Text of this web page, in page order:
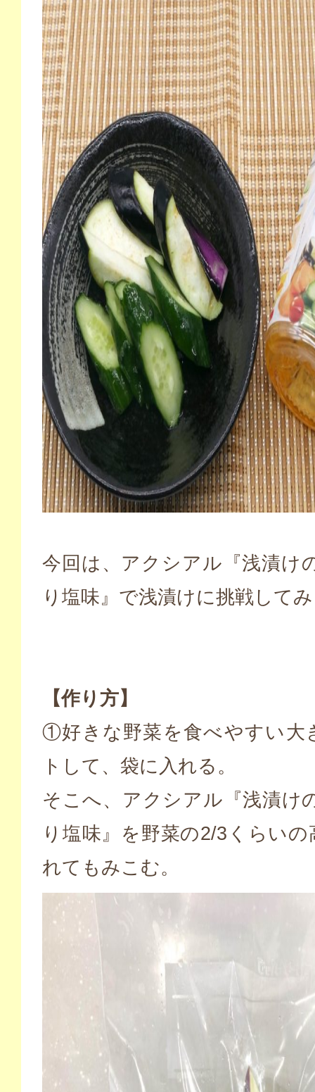
今回は、アクシアル『浅漬け
り塩味』で浅漬けに挑戦して
【作り方】
①好きな野菜を食べやすい大
トして、袋に入れる。
そこへ、アクシアル『浅漬け
り塩味』を野菜の2/3くらい
れてもみこむ。